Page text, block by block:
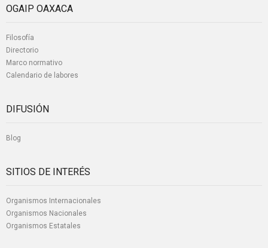
OGAIP OAXACA
Filosofía
Directorio
Marco normativo
Calendario de labores
DIFUSIÓN
Blog
SITIOS DE INTERÉS
Organismos Internacionales
Organismos Nacionales
Organismos Estatales